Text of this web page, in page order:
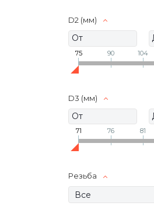
D2 (мм)
75 90 104
D3 (мм)
71 76 81
Резьба
Все